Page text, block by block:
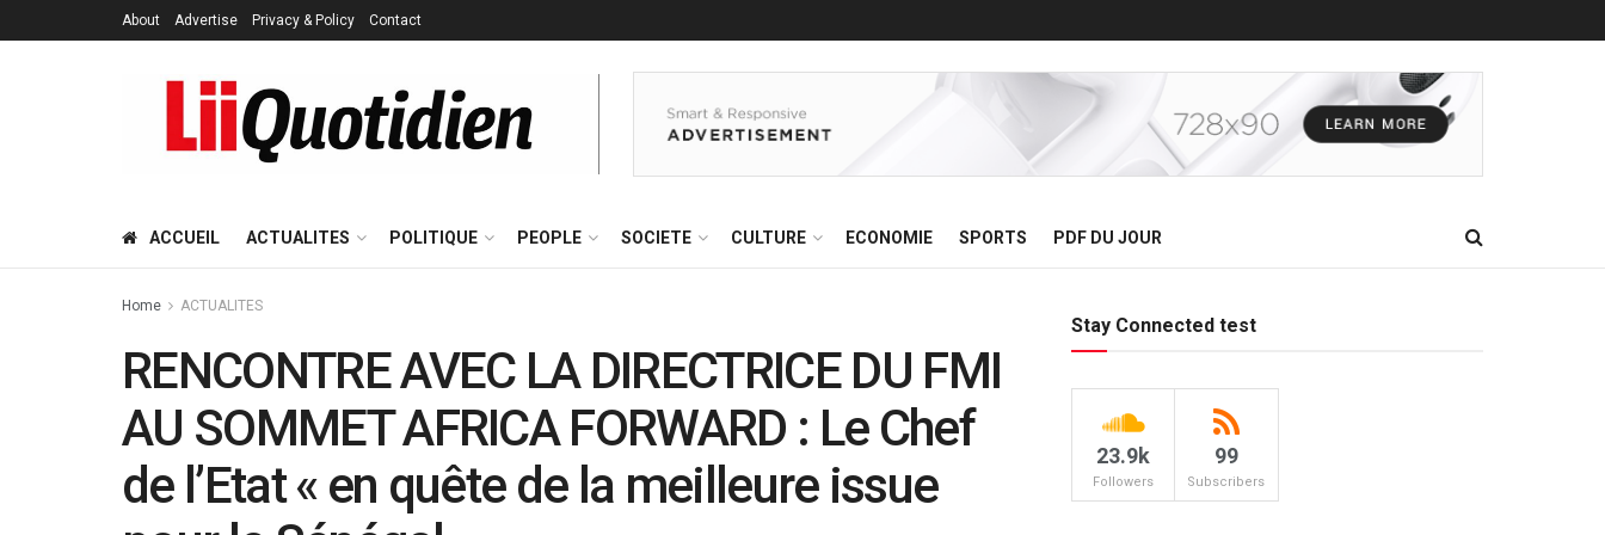
About Advertise Privacy & Policy Contact
ACCUEIL ACTUALITES POLITIQUE PEOPLE SOCIETE CULTURE ECONOMIE SPORTS PDF DU JOUR
Home ACTUALITES
RENCONTRE AVEC LA DIRECTRICE DU FMI
AU SOMMET AFRICA FORWARD : Le Chef
de l’Etat « en quête de la meilleure issue
Stay Connected test
23.9k
Followers
99
Subscribers